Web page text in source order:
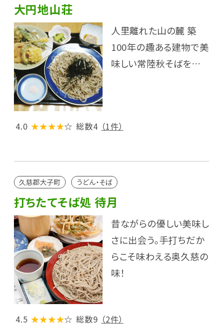
大円地山荘
人里離れた山の麓 築
100年の趣ある建物で美
味しい常陸秋そばを…
4.0 ★★★★☆ 総数4 （1件）
久慈郡大子町 うどん・そば
打ちたてそば処 待月
昔ながらの優しい美味し
さに出会う。手打ちだか
らこそ味わえる奥久慈の
味！
4.5 ★★★★☆ 総数9 （2件）